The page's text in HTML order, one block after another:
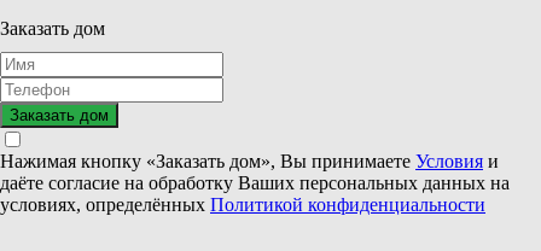
Заказать дом
Нажимая кнопку «Заказать дом», Вы принимаете Условия и
даёте согласие на обработку Ваших персональных данных на
условиях, определённых Политикой конфиденциальности